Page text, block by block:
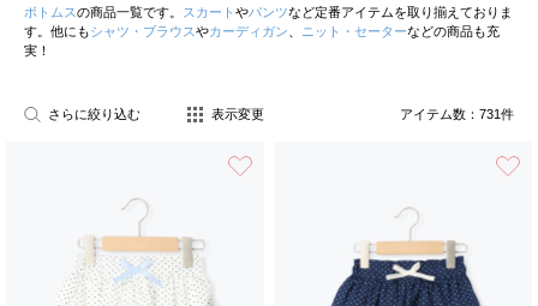
ボトムスの商品一覧です。 スカート やパンツなど定番アイテムを取り揃えておりま
す。他にもシャツ・ブラウスやカーディガン ニット・セーターなどの商品も充
実！
さらに絞り込む 表示変更 アイテム数： 731件